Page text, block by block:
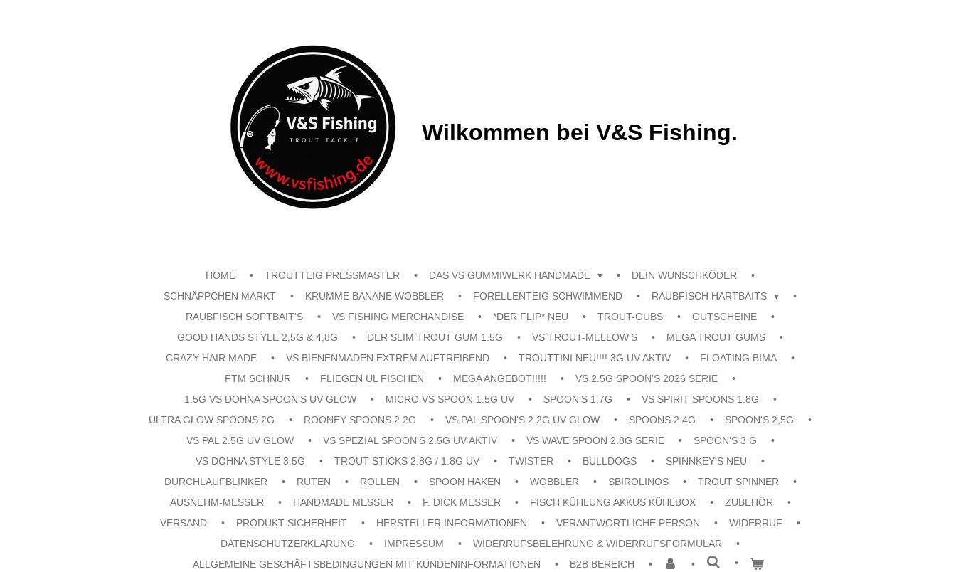
Wilkommen bei V&S Fishing.
HOME TROUTTEIG PRESSMASTER DAS VS GUMMIWERK HANDMADE
DEIN WUNSCHKÖDER
SCHNÄPPCHEN MARKT
KRUMME BANANE WOBBLER FORELLENTEIG SCHWIMMEND
RAUBFISCH HARTBAITS
RAUBFISCH SOFTBAIT'S
VS FISHING MERCHANDISE *DER FLIP* NEU TROUT-GUBS
GUTSCHEINE
GOOD HANDS STYLE 2,5G & 4,8G
DER SLIM TROUT GUM 1.5G VS TROUT-MELLOW'S
MEGA TROUT GUMS
CRAZY HAIR MADE
VS BIENENMADEN EXTREM AUFTREIBEND TROUTTINI NEU!!!! 3G UV AKTIV
FLOATING BIMA
FTM SCHNUR
FLIEGEN UL FISCHEN MEGA ANGEBOT!!!!!
VS 2.5G SPOON'S 2026 SERIE
1.5G VS DOHNA SPOON'S UV GLOW
MICRO VS SPOON 1.5G UV SPOON'S 1,7G
VS SPIRIT SPOONS 1.8G
ULTRA GLOW SPOONS 2G
ROONEY SPOONS 2.2G VS PAL SPOON'S 2.2G UV GLOW SPOONS 2.4G
SPOON'S 2,5G
VS PAL 2.5G UV GLOW
VS SPEZIAL SPOON'S 2.5G UV AKTIV VS WAVE SPOON 2.8G SERIE
SPOON'S 3 G
VS DOHNA STYLE 3.5G
TROUT STICKS 2.8G / 1.8G UV TWISTER BULLDOGS
SPINNKEY'S NEU
DURCHLAUFBLINKER
RUTEN ROLLEN SPOON HAKEN WOBBLER SBIROLINOS
TROUT SPINNER
AUSNEHM-MESSER
HANDMADE MESSER F. DICK MESSER FISCH KÜHLUNG AKKUS KÜHLBOX
ZUBEHÖR
VERSAND
PRODUKT-SICHERHEIT HERSTELLER INFORMATIONEN VERANTWORTLICHE PERSON
WIDERRUF
DATENSCHUTZERKLÄRUNG
IMPRESSUM
WIDERRUFSBELEHRUNG & WIDERRUFSFORMULAR
ALLGEMEINE GESCHÄFTSBEDINGUNGEN MIT KUNDENINFORMATIONEN
B2B BEREICH